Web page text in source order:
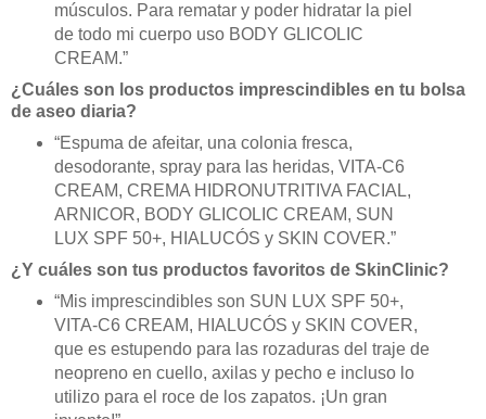
músculos. Para rematar y poder hidratar la piel
de todo mi cuerpo uso BODY GLICOLIC
CREAM.”
¿Cuáles son los productos imprescindibles en tu bolsa
de aseo diaria?
“Espuma de afeitar, una colonia fresca,
desodorante, spray para las heridas, VITA-C6
CREAM, CREMA HIDRONUTRITIVA FACIAL,
ARNICOR, BODY GLICOLIC CREAM, SUN
LUX SPF 50+, HIALUCÓS y SKIN COVER.”
¿Y cuáles son tus productos favoritos de SkinClinic?
“Mis imprescindibles son SUN LUX SPF 50+,
VITA-C6 CREAM, HIALUCÓS y SKIN COVER,
que es estupendo para las rozaduras del traje de
neopreno en cuello, axilas y pecho e incluso lo
utilizo para el roce de los zapatos. ¡Un gran